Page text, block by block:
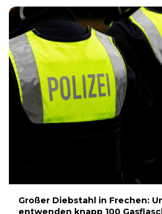
Großer Diebstahl in Frechen:
entwenden knapp 100